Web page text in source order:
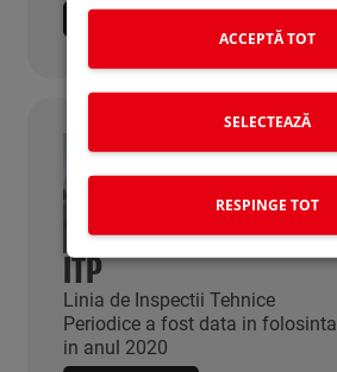
ACCEPTĂ TOT
SELECTEAZĂ
RESPINGE TOT
CITESTE MAI MULTE
ITP
Linia de Inspectii Tehnice
Periodice a fost data in folosinta
in anul 2020